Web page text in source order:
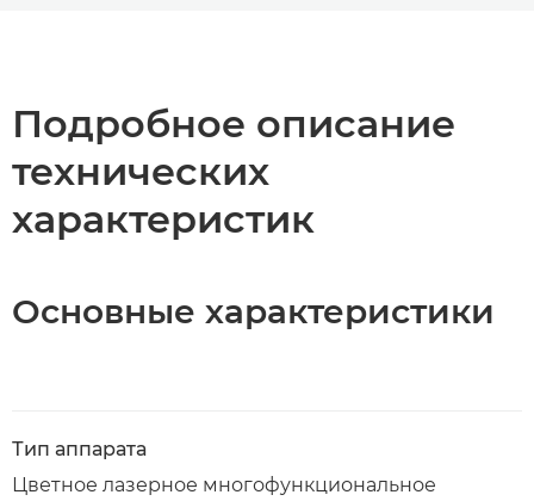
Подробное описание
технических
характеристик
Основные характеристики
Тип аппарата
Цветное лазерное многофункциональное